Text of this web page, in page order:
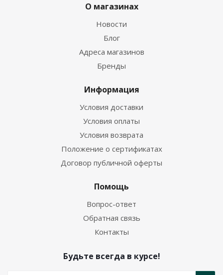
О магазинах
Новости
Блог
Адреса магазинов
Бренды
Информация
Условия доставки
Условия оплаты
Условия возврата
Положение о сертификатах
Договор публичной оферты
Помощь
Вопрос-ответ
Обратная связь
Контакты
Будьте всегда в курсе!